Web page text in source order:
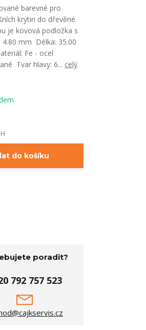
barevné pro
krytin do dřevěné
je kovová podložka s
mm Délka: 35.00
Fe - ocel
Tvar hlavy: 6... celý
do košíku
poradit?
792 757 523